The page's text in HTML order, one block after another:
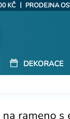
KČ | PRODEJNA
DEKORACE
na rameno